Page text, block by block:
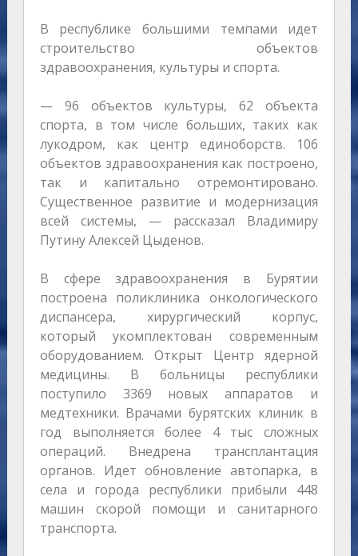
В республике большими темпами идет
строительство объектов
здравоохранения, культуры и спорта.
— 96 объектов культуры, 62 объекта
спорта, в том числе больших, таких как
лукодром, как центр единоборств. 106
объектов здравоохранения как построено,
так и капитально отремонтировано.
Существенное развитие и модернизация
всей системы, — рассказал Владимиру
Путину Алексей Цыденов.
В сфере здравоохранения в Бурятии
построена поликлиника онкологического
диспансера, хирургический корпус,
который укомплектован современным
оборудованием. Открыт Центр ядерной
медицины. В больницы республики
поступило 3369 новых аппаратов и
медтехники. Врачами бурятских клиник в
год выполняется более 4 тыс сложных
операций. Внедрена трансплантация
органов. Идет обновление автопарка, в
села и города республики прибыли 448
машин скорой помощи и санитарного
транспорта.